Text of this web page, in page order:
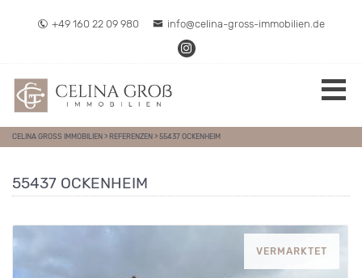
+49 160 22 09 980
info@celina-gross-immobilien.de
CELINA GROSS IMMOBILIEN > REFERENZEN > 55437 OCKENHEIM
55437 OCKENHEIM
VERMARKTET